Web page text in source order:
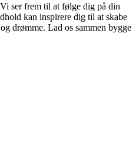
ser frem til at følge dig på din
kan inspirere dig til at skabe
drømme. Lad os sammen bygge